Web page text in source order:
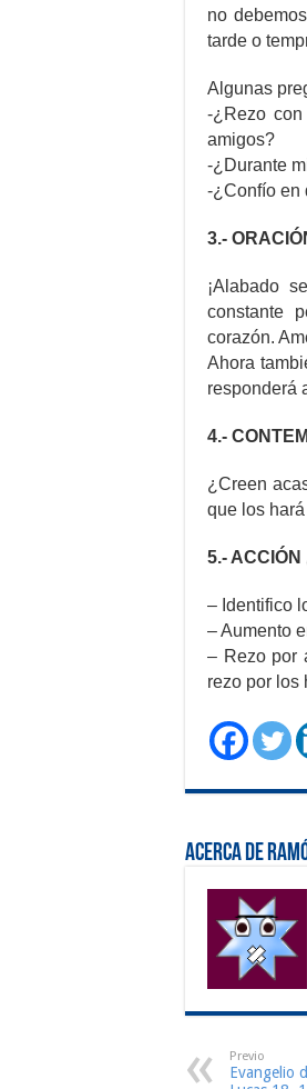
no
tarde o
Algunas
-¿Rezo
amigos?
-¿Durante
-¿Confío en
3.-
¡Alabado
constante
corazón.
Ahora
responderá
4.-
¿Creen
que los
5.-
– Identifico
– Aumento
– Rezo por
rezo por los
Acerca de
Previo
Evangelio